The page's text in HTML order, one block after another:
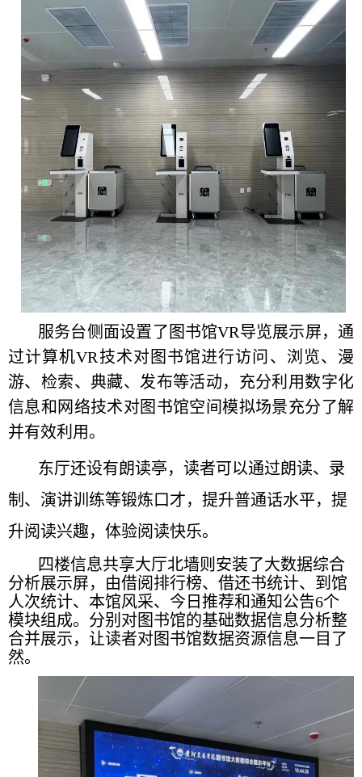
服务台侧面设置了图书馆VR导览展示屏，通
过计算机VR技术对图书馆进行访问、浏览、漫
游、检索、典藏、发布等活动，充分利用数字化
信息和网络技术对图书馆空间模拟场景充分了解
并有效利用。
东厅还设有朗读亭，读者可以通过朗读、录
制、演讲训练等锻炼口才，提升普通话水平，提
升阅读兴趣，体验阅读快乐。
四楼信息共享大厅北墙则安装了大数据综合
分析展示屏，由借阅排行榜、借还书统计、到馆
人次统计、本馆风采、今日推荐和通知公告6个
模块组成。分别对图书馆的基础数据信息分析整
合并展示，让读者对图书馆数据资源信息一目了
然。